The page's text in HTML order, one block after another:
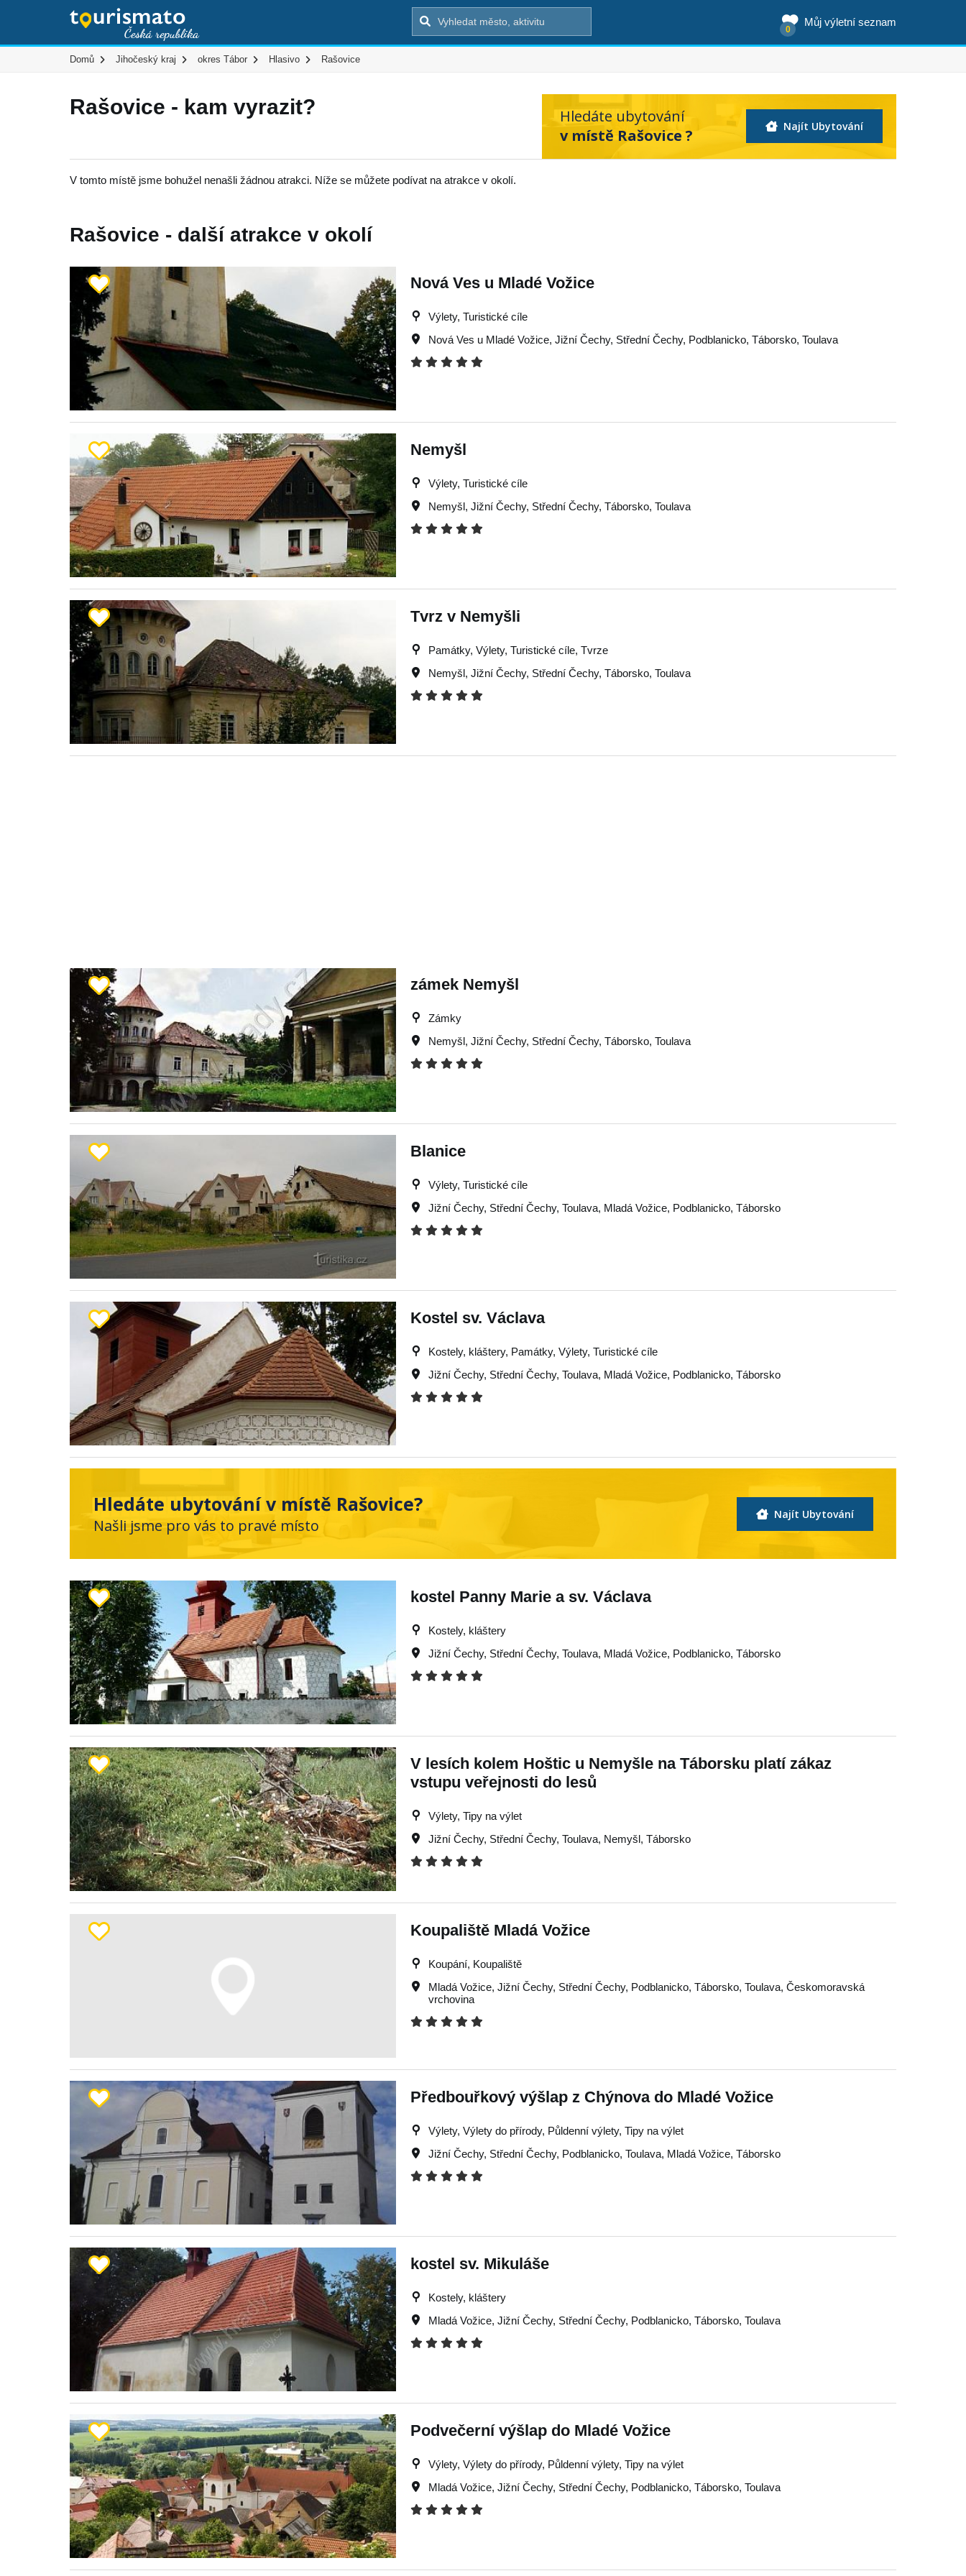
Můj výletní seznam
0
Domů Jihočeský kraj okres Tábor Hlasivo Rašovice
Rašovice - kam vyrazit?
Hledáte ubytování
v místě Rašovice ?
Najít Ubytování
V tomto místě jsme bohužel nenašli žádnou atrakci. Níže se můžete podívat na atrakce v okolí.
Rašovice - další atrakce v okolí
Nová Ves u Mladé Vožice
Výlety, Turistické cíle
Nová Ves u Mladé Vožice, Jižní Čechy, Střední Čechy, Podblanicko, Táborsko, Toulava
Nemyšl
Výlety, Turistické cíle
Nemyšl, Jižní Čechy, Střední Čechy, Táborsko, Toulava
Tvrz v Nemyšli
Památky, Výlety, Turistické cíle, Tvrze
Nemyšl, Jižní Čechy, Střední Čechy, Táborsko, Toulava
zámek Nemyšl
Zámky
Nemyšl, Jižní Čechy, Střední Čechy, Táborsko, Toulava
Blanice
Výlety, Turistické cíle
Jižní Čechy, Střední Čechy, Toulava, Mladá Vožice, Podblanicko, Táborsko
Kostel sv. Václava
Kostely, kláštery, Památky, Výlety, Turistické cíle
Jižní Čechy, Střední Čechy, Toulava, Mladá Vožice, Podblanicko, Táborsko
Hledáte ubytování v místě Rašovice?
Našli jsme pro vás to pravé místo
Najít Ubytování
kostel Panny Marie a sv. Václava
Kostely, kláštery
Jižní Čechy, Střední Čechy, Toulava, Mladá Vožice, Podblanicko, Táborsko
V lesích kolem Hoštic u Nemyšle na Táborsku platí zákaz
vstupu veřejnosti do lesů
Výlety, Tipy na výlet
Jižní Čechy, Střední Čechy, Toulava, Nemyšl, Táborsko
Koupaliště Mladá Vožice
Koupání, Koupaliště
Mladá Vožice, Jižní Čechy, Střední Čechy, Podblanicko, Táborsko, Toulava, Českomoravská
vrchovina
Předbouřkový výšlap z Chýnova do Mladé Vožice
Výlety, Výlety do přírody, Půldenní výlety, Tipy na výlet
Jižní Čechy, Střední Čechy, Podblanicko, Toulava, Mladá Vožice, Táborsko
kostel sv. Mikuláše
Kostely, kláštery
Mladá Vožice, Jižní Čechy, Střední Čechy, Podblanicko, Táborsko, Toulava
Podvečerní výšlap do Mladé Vožice
Výlety, Výlety do přírody, Půldenní výlety, Tipy na výlet
Mladá Vožice, Jižní Čechy, Střední Čechy, Podblanicko, Táborsko, Toulava